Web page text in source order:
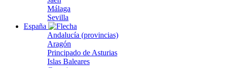
Málaga
Sevilla
España
Andalucía (provincias)
Aragón
Principado de Asturias
Islas Baleares